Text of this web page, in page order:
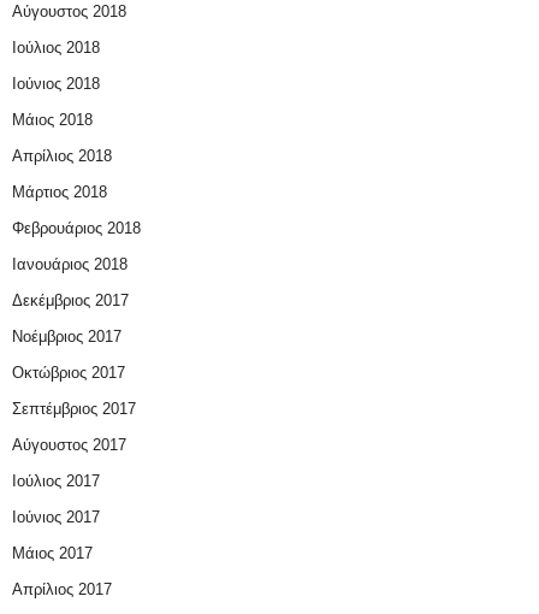
Αύγουστος 2018
Ιούλιος 2018
Ιούνιος 2018
Μάιος 2018
Απρίλιος 2018
Μάρτιος 2018
Φεβρουάριος 2018
Ιανουάριος 2018
Δεκέμβριος 2017
Νοέμβριος 2017
Οκτώβριος 2017
Σεπτέμβριος 2017
Αύγουστος 2017
Ιούλιος 2017
Ιούνιος 2017
Μάιος 2017
Απρίλιος 2017